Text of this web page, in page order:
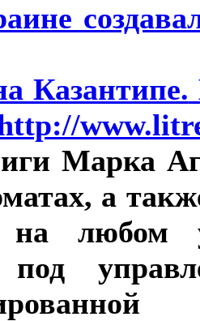
Казантипе.
Марка
а
на любом
под